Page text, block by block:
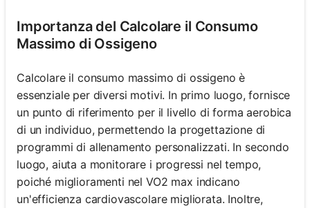
Importanza del Calcolare il Consumo
Massimo di Ossigeno
Calcolare il consumo massimo di ossigeno è
essenziale per diversi motivi. In primo luogo, fornisce
un punto di riferimento per il livello di forma aerobica
di un individuo, permettendo la progettazione di
programmi di allenamento personalizzati. In secondo
luogo, aiuta a monitorare i progressi nel tempo,
poiché miglioramenti nel VO2 max indicano
un'efficienza cardiovascolare migliorata. Inoltre,